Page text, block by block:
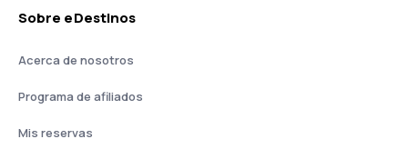
Sobre eDestinos
Acerca de nosotros
Programa de afiliados
Mis reservas